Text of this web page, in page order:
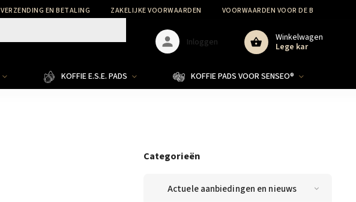
VERZENDING EN BETALING ZAKELIJKE VOORWAARDEN VOORWAARDEN VOOR DE
Winkelwagen
Lege kar
Inloggen
KOFFIE E.S.E. PADS KOFFIE PADS VOOR SENSEO®
Categorieën
Actuele aanbiedingen en nieuws